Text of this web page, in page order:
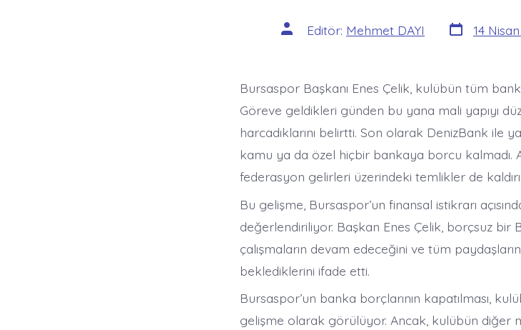
Yazının
yazarı
Editör: Mehmet DAYI Yazı
tarihi
14
Bursaspor Başkanı Enes Çelik, kulübün tüm
Göreve geldikleri günden bu yana mali yapıyı
harcadıklarını belirtti. Son olarak DenizBank ile
kamu ya da özel hiçbir bankaya borcu kalmadı.
federasyon gelirleri üzerindeki temlikler de
​Bu gelişme, Bursaspor’un finansal istikrarı
değerlendiriliyor. Başkan Enes Çelik, borçsuz bir
çalışmaların devam edeceğini ve tüm
beklediklerini ifade etti.​
Bursaspor’un banka borçlarının kapatılması,
gelişme olarak görülüyor. Ancak, kulübün diğer